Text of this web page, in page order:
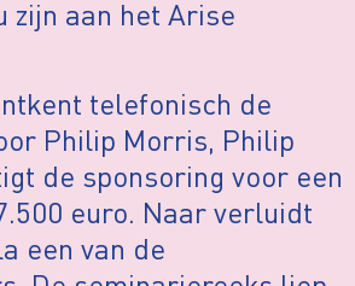
zijn aan het Arise
telefonisch de
Philip Morris, Philip
de sponsoring voor een
euro. Naar verluidt
een van de